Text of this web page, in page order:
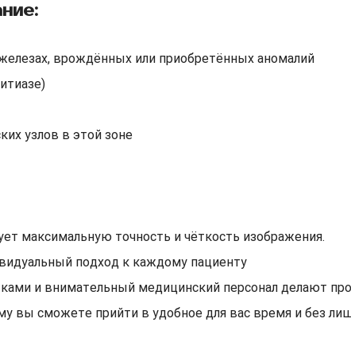
врождённых или приобретённых аномалий
узлов в этой зоне
максимальную точность и чёткость изображения.
подход к каждому пациенту
и внимательный медицинский персонал делают
вы сможете прийти в удобное для вас время и без